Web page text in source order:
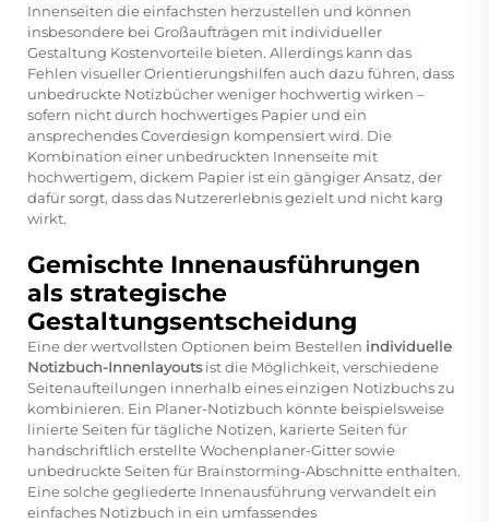
Innenseiten die einfachsten herzustellen und können
insbesondere bei Großaufträgen mit individueller
Gestaltung Kostenvorteile bieten. Allerdings kann das
Fehlen visueller Orientierungshilfen auch dazu führen, dass
unbedruckte Notizbücher weniger hochwertig wirken –
sofern nicht durch hochwertiges Papier und ein
ansprechendes Coverdesign kompensiert wird. Die
Kombination einer unbedruckten Innenseite mit
hochwertigem, dickem Papier ist ein gängiger Ansatz, der
dafür sorgt, dass das Nutzererlebnis gezielt und nicht karg
wirkt.
Gemischte Innenausführungen
als strategische
Gestaltungsentscheidung
Eine der wertvollsten Optionen beim Bestellen individuelle
Notizbuch-Innenlayoutsist die Möglichkeit, verschiedene
Seitenaufteilungen innerhalb eines einzigen Notizbuchs zu
kombinieren. Ein Planer-Notizbuch könnte beispielsweise
linierte Seiten für tägliche Notizen, karierte Seiten für
handschriftlich erstellte Wochenplaner-Gitter sowie
unbedruckte Seiten für Brainstorming-Abschnitte enthalten.
Eine solche gegliederte Innenausführung verwandelt ein
einfaches Notizbuch in ein umfassendes